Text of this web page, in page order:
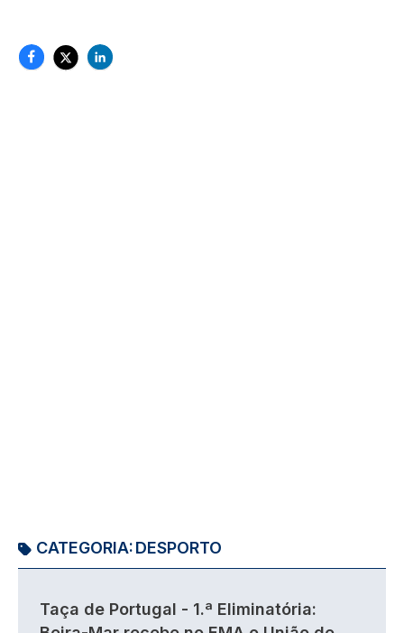
CATEGORIA:DESPORTO
Taça de Portugal - 1.ª Eliminatória: